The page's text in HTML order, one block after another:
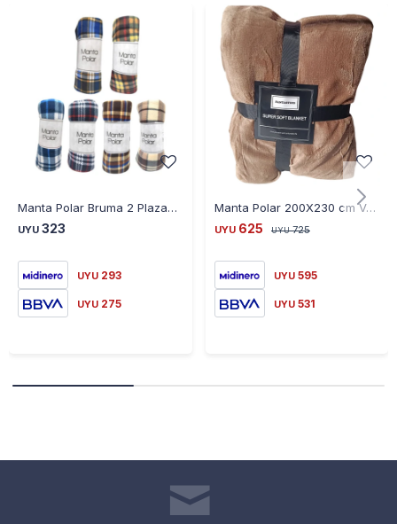
Manta Polar Bruma 2 Plazas Escocesa HD1645
UYU 323
UYU 293
UYU 275
Manta Polar 200X230 cm Varios Colores Polyester - VARIOS
UYU 625 UYU 725
UYU 595
UYU 531